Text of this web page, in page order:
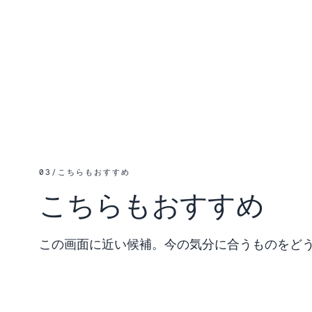
03 / こちらもおすすめ
こちらもおすすめ
この画面に近い候補。今の気分に合うものをど